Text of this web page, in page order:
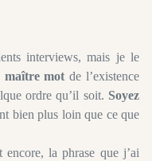
interviews, mais je le
maître mot de l’existence
ordre qu’il soit. Soyez
bien plus loin que ce que
encore, la phrase que j’ai